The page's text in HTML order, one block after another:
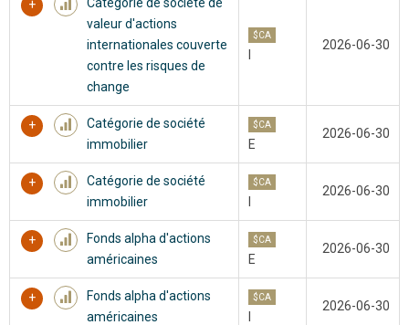
valeur d'actions
internationales couverte
contre les risques de
change
$CA
2026-06-30
Catégorie de société
immobilier
$CA
E
2026-06-30
Catégorie de société
immobilier
$CA
2026-06-30
Fonds alpha d'actions
américaines
$CA
E
2026-06-30
Fonds alpha d'actions
américaines
$CA
2026-06-30